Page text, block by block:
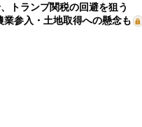
トランプ関税の回避を狙う
参入・土地取得への懸念も